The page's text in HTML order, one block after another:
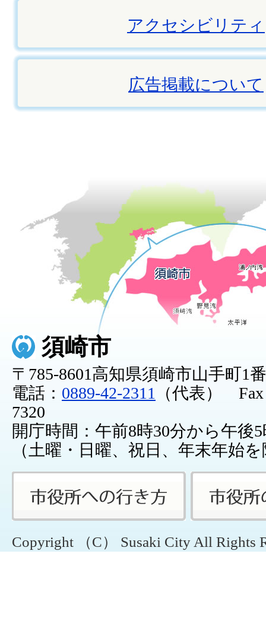
アクセシビリティ
広告掲載について
須崎市
〒785-8601高知県須崎市山手町1
電話： 0889-42-2311
（代表） Fax
7320
開庁時間：午前8時30分から午後
（土曜・日曜、祝日、年末年始
Copyright （C） Susaki City All Rights